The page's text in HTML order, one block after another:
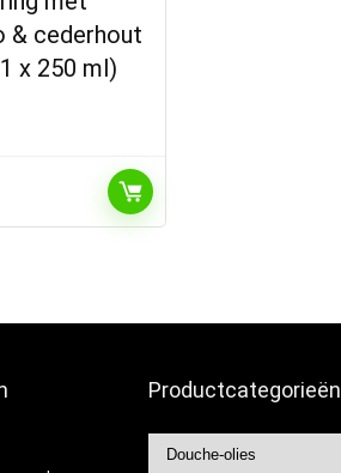
& cederhout
x 250 ml)
Productcategorieën